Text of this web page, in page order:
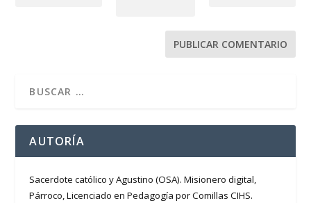
AUTORÍA
Sacerdote católico y Agustino (OSA). Misionero digital,
Párroco, Licenciado en Pedagogía por Comillas CIHS.